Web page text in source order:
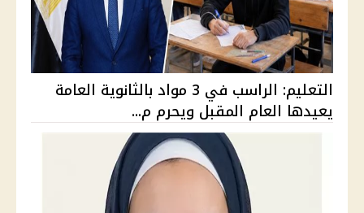
التعليم: الراسب في 3 مواد بالثانوية العامة
يعيدها العام المقبل ويحرم م...